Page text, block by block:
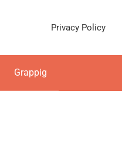
Privacy Policy
Grappig